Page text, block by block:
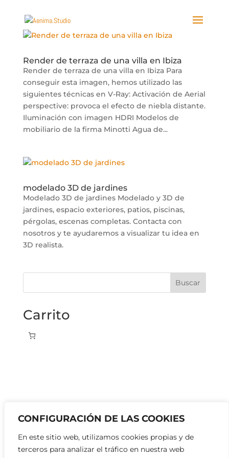
CONFIGURACIÓN DE LAS COOKIES
En este sitio web, utilizamos cookies propias y de
terceros para analizar el tráfico en nuestra web
Render de terraza de una villa en Ibiza
Render de terraza de una villa en Ibiza Para
conseguir esta imagen, hemos utilizado las
siguientes técnicas en V-Ray: Activación de Aerial
perspective: provoca el efecto de niebla distante.
Iluminación con imagen HDRI Modelos de
mobiliario de la firma Minotti Agua de...
modelado 3D de jardines
Modelado 3D de jardines Modelado y 3D de
jardines, espacio exteriores, patios, piscinas,
pérgolas, escenas completas. Contacta con
nosotros y te ayudaremos a visualizar tu idea en
3D realista.
Buscar
Carrito